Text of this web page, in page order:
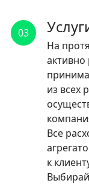
03
На
из всех
Все
к